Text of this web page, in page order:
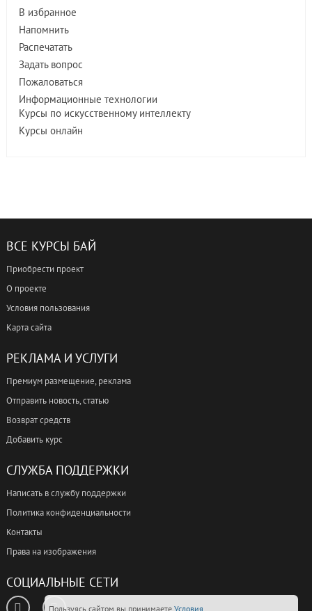
В избранное
Напомнить
Распечатать
Задать вопрос
Пожаловаться
Информационные технологии
Курсы по искусственному интеллекту
Курсы онлайн
ВСЕ КУРСЫ БАЙ
Приобрести проект
О проекте
Условия пользования
Карта сайта
РЕКЛАМА И УСЛУГИ
Премиум размещение, реклама
Отправить новость, статью
Возврат средств
Добавить курс
СЛУЖБА ПОДДЕРЖКИ
Написать в службу поддержки
Политика конфиденциальности
Контакты
Права на изображения
СОЦИАЛЬНЫЕ СЕТИ
Пользуясь сайтом вы принимаете Условия